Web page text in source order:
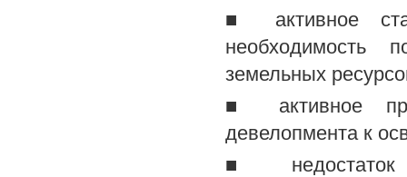
■ активное
необходимость
земельных
■ активное
девелопмента к
■ недостаток